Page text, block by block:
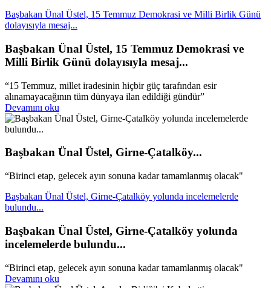
Başbakan Ünal Üstel, 15 Temmuz Demokrasi ve Milli Birlik Günü
dolayısıyla mesaj...
Başbakan Ünal Üstel, 15 Temmuz Demokrasi ve
Milli Birlik Günü dolayısıyla mesaj...
“15 Temmuz, millet iradesinin hiçbir güç tarafından esir
alınamayacağının tüm dünyaya ilan edildiği gündür”
Devamını oku
Başbakan Ünal Üstel, Girne-Çatalköy...
“Birinci etap, gelecek ayın sonuna kadar tamamlanmış olacak"
Başbakan Ünal Üstel, Girne-Çatalköy yolunda incelemelerde
bulundu...
Başbakan Ünal Üstel, Girne-Çatalköy yolunda
incelemelerde bulundu...
“Birinci etap, gelecek ayın sonuna kadar tamamlanmış olacak"
Devamını oku